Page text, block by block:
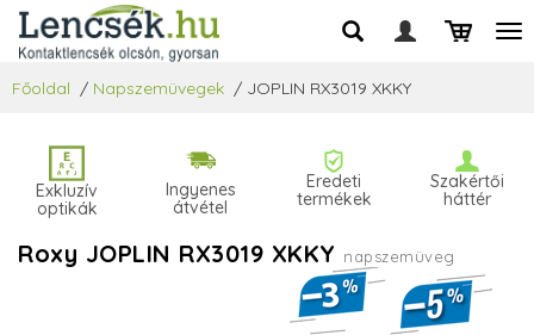
Főoldal / Napszemüvegek / JOPLIN RX3019 XKKY
Exkluzív
optikák
Ingyenes
átvétel
Eredeti
termékek
Szakértői
háttér
Roxy JOPLIN RX3019 XKKY napszemüveg